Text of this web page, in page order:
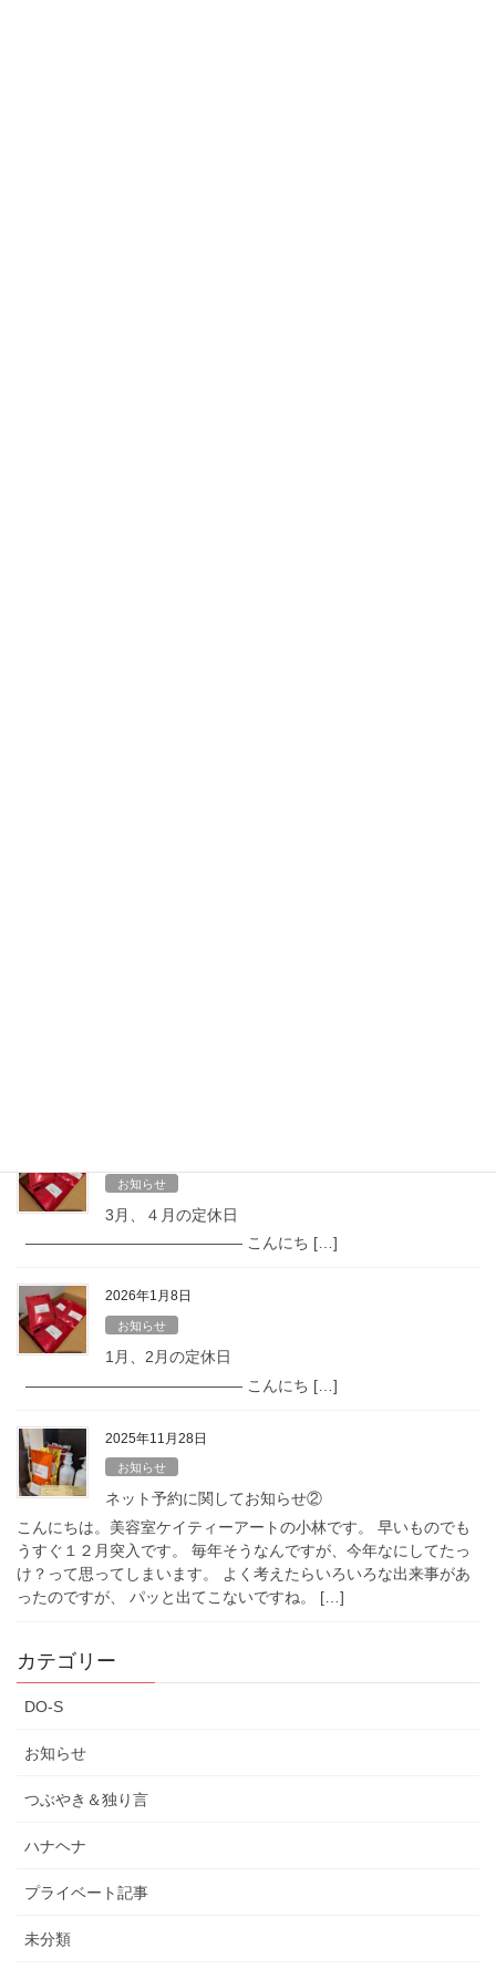
お知らせ
3月、４月の定休日
—————————————— こんにち […]
2026年1月8日
お知らせ
1月、2月の定休日
—————————————— こんにち […]
2025年11月28日
お知らせ
ネット予約に関してお知らせ②
こんにちは。美容室ケイティーアートの小林です。 早いものでも
うすぐ１２月突入です。 毎年そうなんですが、今年なにしてたっ
け？って思ってしまいます。 よく考えたらいろいろな出来事があ
ったのですが、 パッと出てこないですね。 […]
カテゴリー
DO-S
お知らせ
つぶやき＆独り言
ハナヘナ
プライベート記事
未分類